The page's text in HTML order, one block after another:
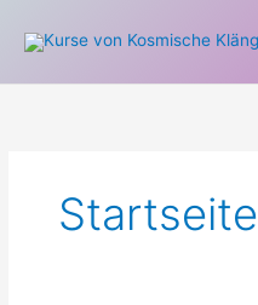
Inhalt
Startseite